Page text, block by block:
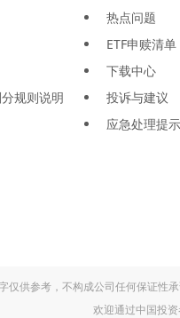
规则说明
热点问题
ETF申赎清单
下载中心
投诉与建议
应急处理提示
仅供参考，不构成公司任何保证性
欢迎通过中国投